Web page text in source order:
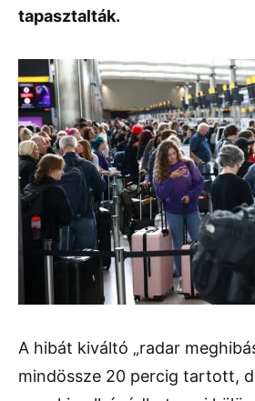
tapasztalták.
A hibát kiváltó „radar
mindössze 20 percig tartott,